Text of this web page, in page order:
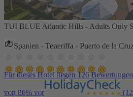
TUI BLUE Atlantic Hills - Adults Only
Spanien - Teneriffa - Puerto de la
Für dieses Hotel liegen 126
von 86% vor